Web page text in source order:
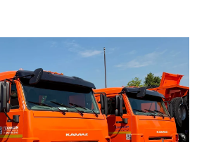
класс
кг